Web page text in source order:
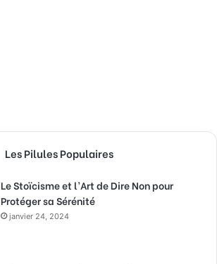
Les Pilules Populaires
Le Stoïcisme et l’Art de Dire Non pour
Protéger sa Sérénité
janvier 24, 2024